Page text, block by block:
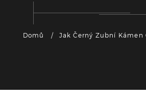
Domů Jak Černý Zubní Kámen